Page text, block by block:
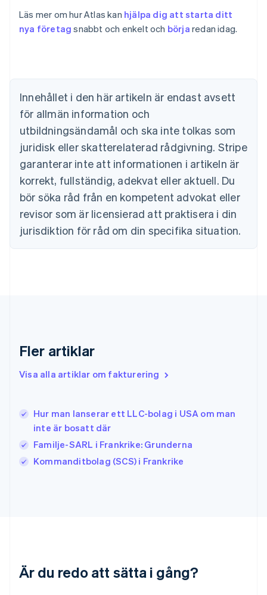
Läs mer om hur Atlas kan hjälpa dig att starta ditt
nya företag snabbt och enkelt och börja redan idag.
Innehållet i den här artikeln är endast avsett
för allmän information och
utbildningsändamål och ska inte tolkas som
juridisk eller skatterelaterad rådgivning. Stripe
garanterar inte att informationen i artikeln är
korrekt, fullständig, adekvat eller aktuell. Du
bör söka råd från en kompetent advokat eller
revisor som är licensierad att praktisera i din
jurisdiktion för råd om din specifika situation.
Fler artiklar
Visa alla artiklar om fakturering
Hur man lanserar ett LLC-bolag i USA om man
inte är bosatt där
Familje-SARL i Frankrike: Grunderna
Kommanditbolag (SCS) i Frankrike
Är du redo att sätta i gång?
Belgien
NederlandsFrançais DeutschEnglish
Brasilien
English
Danmark
English
Estland
English
简体中文English
Finland
English Svenska
Frankrike
FrançaisEnglish
Förenade Arabemiraten
Gibraltar
Irland
Italien
日本語English
Kanada
Kroatien
EnglishItaliano
Malaysia